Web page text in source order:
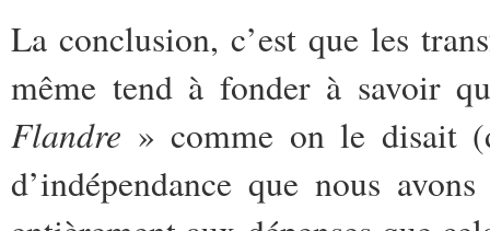
La conclusion, c’est que les
même tend à fonder à savoir
Flandre » comme on le disait
d’indépendance que nous